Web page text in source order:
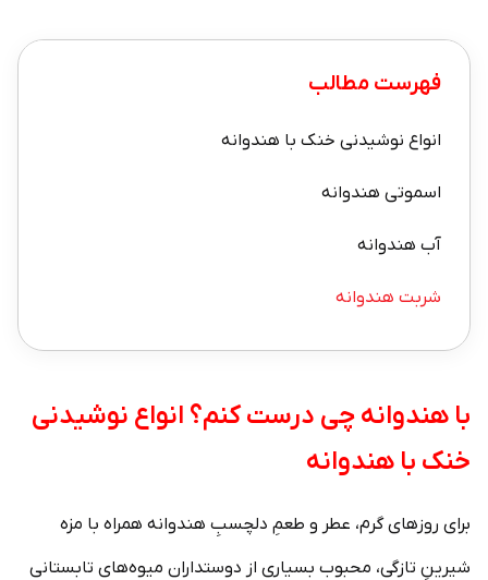
فهرست مطالب
انواع نوشیدنی خنک با هندوانه
اسموتی هندوانه
آب هندوانه
شربت هندوانه
با هندوانه چی درست کنم؟ انواع نوشیدنی
خنک با هندوانه
برای روزهای گرم، عطر و طعمِ دلچسبِ هندوانه همراه با مزه
شیرینِ تازگی، محبوب بسیاری از دوستداران میوه‌های تابستانی